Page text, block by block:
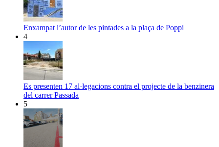
Enxampat l’autor de les pintades a la plaça de Poppi
4
Es presenten 17 al·legacions contra el projecte de la benzinera
del carrer Passada
5